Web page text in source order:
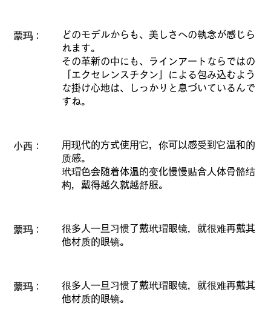
蒙玛：
どのモデルからも、美しさへの執念が感じら
れます。
その革新の中にも、ラインアートならではの
「エクセレンスチタン」による包み込むよう
な掛け心地は、しっかりと息づいているんで
すね。
小西：
用现代的方式使用它，你可以感受到它温和的
质感。
玳瑁色会随着体温的变化慢慢贴合人体骨骼结
构，戴得越久就越舒服。
蒙玛：
很多人一旦习惯了戴玳瑁眼镜，就很难再戴其
他材质的眼镜。
蒙玛：
很多人一旦习惯了戴玳瑁眼镜，就很难再戴其
他材质的眼镜。